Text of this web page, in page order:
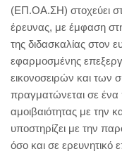
(ΕΠ.ΟΑ.ΣΗ) στοχεύει
έρευνας, με έμφαση
της διδασκαλίας στον
εφαρμοσμένης
εικονοσειρών και
πραγματώνεται σε ένα
αμοιβαιότητας με την
υποστηρίζει με την
όσο και σε ερευνητικό